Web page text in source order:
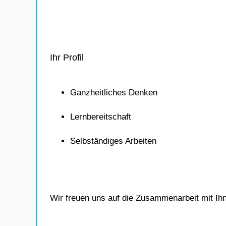
Ihr Profil
Ganzheitliches Denken
Lernbereitschaft
Selbständiges Arbeiten
Wir freuen uns auf die Zusammenarbeit mit